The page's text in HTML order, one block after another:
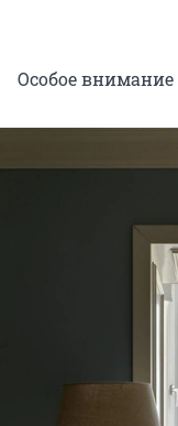
Особое внимание